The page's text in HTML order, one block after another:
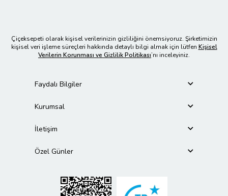
Çiçeksepeti olarak kişisel verilerinizin gizliliğini önemsiyoruz. Şirketimizin
kişisel veri işleme süreçleri hakkında detaylı bilgi almak için lütfen Kişisel
Verilerin Korunması ve Gizlilik Politikası’nı inceleyiniz.
Faydalı Bilgiler
Kurumsal
İletişim
Özel Günler